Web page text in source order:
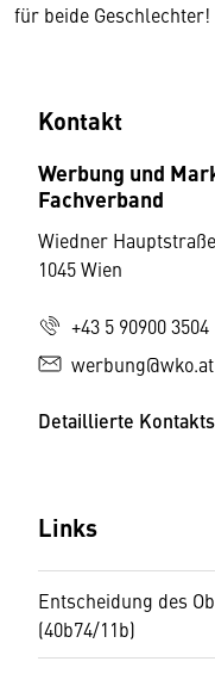
für beide Geschlechter!
Kontakt
Werbung und
Fachverband
Wiedner
1045 Wien
+43 5 90900 3504
werbung@wko.at
Detaillierte
Links
Entscheidung des
(40b74/11b)